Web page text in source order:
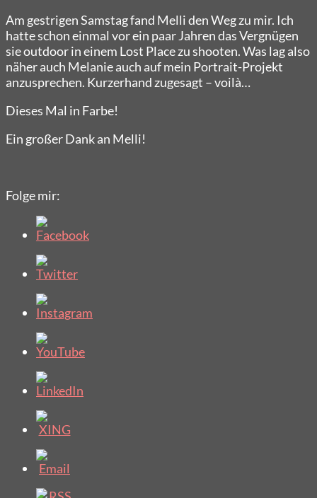
Am gestrigen Samstag fand Melli den Weg zu mir. Ich
hatte schon einmal vor ein paar Jahren das Vergnügen
sie outdoor in einem Lost Place zu shooten. Was lag also
näher auch Melanie auch auf mein Portrait-Projekt
anzusprechen. Kurzerhand zugesagt – voilà…
Dieses Mal in Farbe!
Ein großer Dank an Melli!
Folge mir: